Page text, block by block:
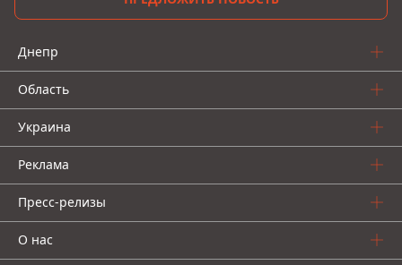
Днепр
Область
Украина
Реклама
Пресс-релизы
О нас